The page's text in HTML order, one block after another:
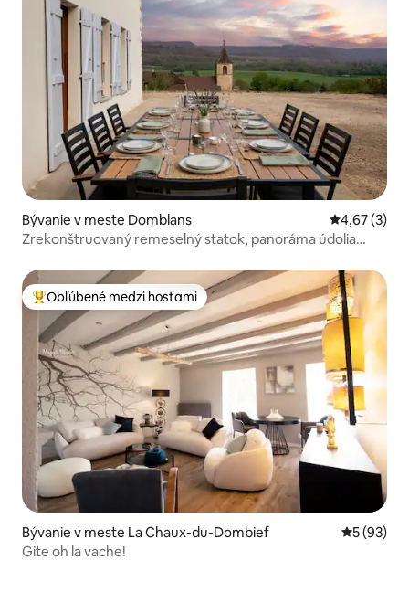
Bývanie v meste Domblans Priemerné
4,67 (3)
Zrekonštruovaný remeselný statok, panoráma údolia
Najobľúbenejšie medzi hosťami
Obľúbené medzi hosťami
Bývanie v meste La Chaux-du-Dombief
5 (93)
Gite oh la vache!